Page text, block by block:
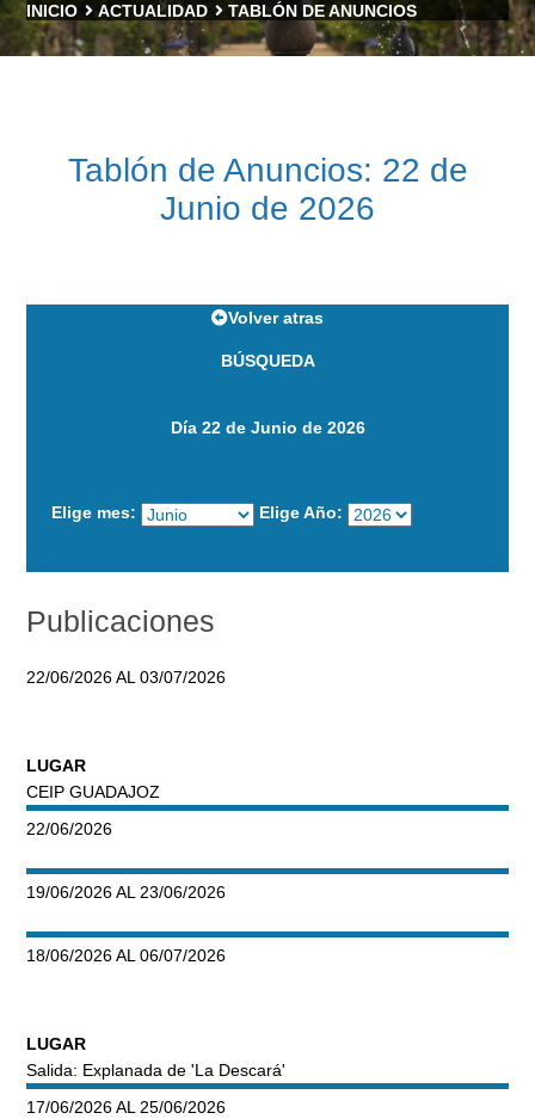
INICIO ACTUALIDAD TABLÓN DE ANUNCIOS
Tablón de Anuncios: 22 de
Junio de 2026
Volver atras
BÚSQUEDA
Día 22 de Junio de 2026
Elige mes: Elige Año:
Publicaciones
22/06/2026 AL 03/07/2026
LUGAR
CEIP GUADAJOZ
22/06/2026
19/06/2026 AL 23/06/2026
18/06/2026 AL 06/07/2026
LUGAR
Salida: Explanada de 'La Descará'
17/06/2026 AL 25/06/2026